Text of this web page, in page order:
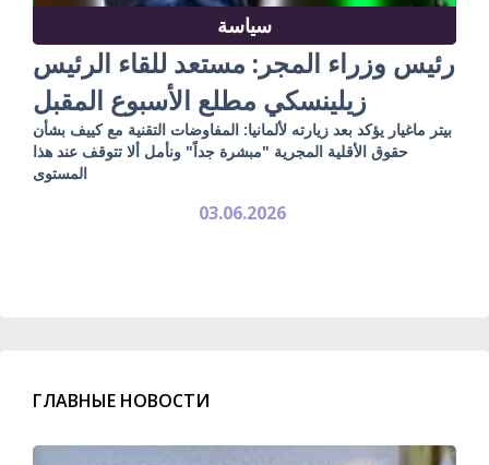
سياسة
رئيس وزراء المجر: مستعد للقاء الرئيس
زيلينسكي مطلع الأسبوع المقبل
بيتر ماغيار يؤكد بعد زيارته لألمانيا: المفاوضات التقنية مع كييف بشأن
حقوق الأقلية المجرية "مبشرة جداً" ونأمل ألا تتوقف عند هذا
المستوى
03.06.2026
ГЛАВНЫЕ НОВОСТИ